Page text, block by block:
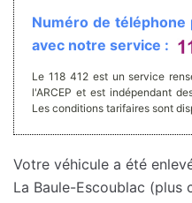
Numéro de
avec notre service :
Le 118 412 est un service
l'ARCEP et est indépendant
Les conditions tarifaires sont
Votre véhicule a été
La Baule-Escoublac (plus